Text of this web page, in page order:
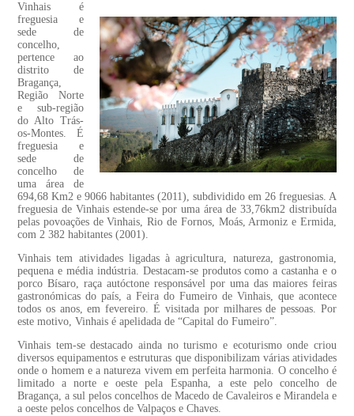
Vinhais é
freguesia e
sede de
concelho,
pertence ao
distrito de
Bragança,
Região Norte
e sub-região
do Alto Trás-
os-Montes. É
freguesia e
sede de
concelho de
uma área de
694,68 Km2 e 9066 habitantes (2011), subdividido em 26 freguesias. A
freguesia de Vinhais estende-se por uma área de 33,76km2 distribuída
pelas povoações de Vinhais, Rio de Fornos, Moás, Armoniz e Ermida,
com 2 382 habitantes (2001).
Vinhais tem atividades ligadas à agricultura, natureza, gastronomia,
pequena e média indústria. Destacam-se produtos como a castanha e o
porco Bísaro, raça autóctone responsável por uma das maiores feiras
gastronómicas do país, a Feira do Fumeiro de Vinhais, que acontece
todos os anos, em fevereiro. É visitada por milhares de pessoas. Por
este motivo, Vinhais é apelidada de “Capital do Fumeiro”.
Vinhais tem-se destacado ainda no turismo e ecoturismo onde criou
diversos equipamentos e estruturas que disponibilizam várias atividades
onde o homem e a natureza vivem em perfeita harmonia. O concelho é
limitado a norte e oeste pela Espanha, a este pelo concelho de
Bragança, a sul pelos concelhos de Macedo de Cavaleiros e Mirandela e
a oeste pelos concelhos de Valpaços e Chaves.